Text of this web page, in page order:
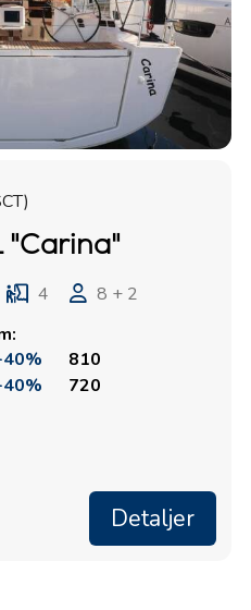
4
8 + 2
810
720
Detaljer